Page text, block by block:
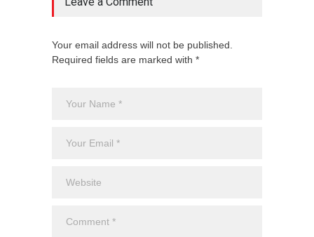
Your email address will not be published.
Required fields are marked with *